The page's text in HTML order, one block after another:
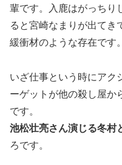
輩です。入鹿はがっちり
ると宮崎なまりが出てき
緩衝材のような存在です。
いざ仕事という時にアク
ーゲットが他の殺し屋か
です。
池松壮亮さん演じる冬村
ろです。